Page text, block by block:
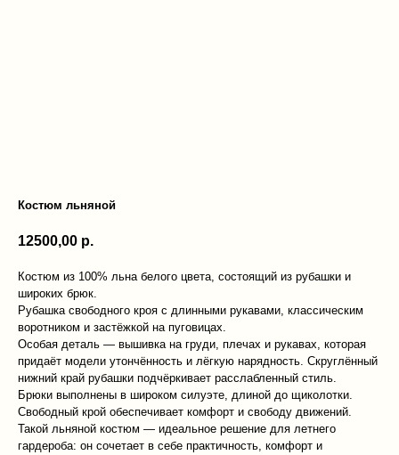
Костюм льняной
12500,00 р.
Костюм из 100% льна белого цвета, состоящий из рубашки и
широких брюк.
Рубашка свободного кроя с длинными рукавами, классическим
воротником и застёжкой на пуговицах.
Особая деталь — вышивка на груди, плечах и рукавах, которая
придаёт модели утончённость и лёгкую нарядность. Скруглённый
нижний край рубашки подчёркивает расслабленный стиль.
Брюки выполнены в широком силуэте, длиной до щиколотки.
Свободный крой обеспечивает комфорт и свободу движений.
Такой льняной костюм — идеальное решение для летнего
гардероба: он сочетает в себе практичность, комфорт и